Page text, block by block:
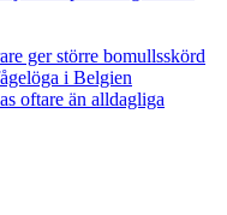
ger större bomullsskörd
i Belgien
oftare än alldagliga